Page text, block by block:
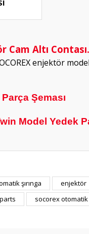
Cam Altı
enjektör
Şeması
Model Yedek
şırınga enjektör
socorex